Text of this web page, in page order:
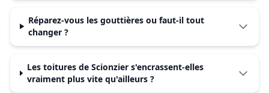
Réparez-vous les gouttières ou faut-il tout
changer ?
Les toitures de Scionzier s'encrassent-elles
vraiment plus vite qu'ailleurs ?